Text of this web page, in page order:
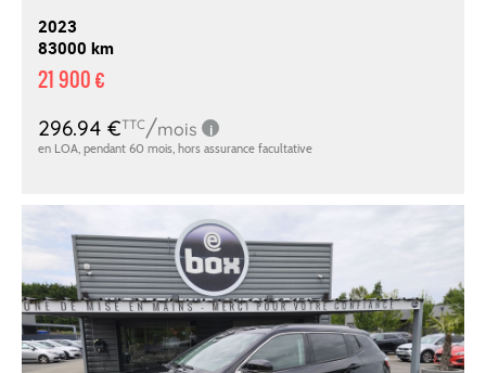
2023
83000 km
21 900 €